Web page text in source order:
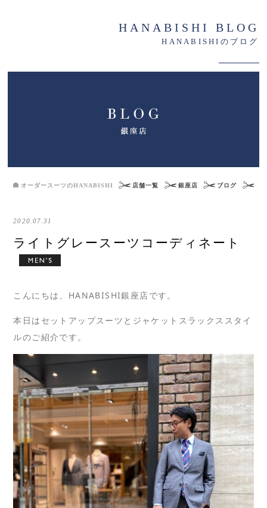
HANABISHI BLOG
HANABISHIのブログ
オーダースーツのHANABISHI 店舗一覧 銀座店 ブログ
2020.07.31
ライトグレースーツコーディネート
こんにちは、HANABISHI銀座店です。
本日はセットアップスーツとジャケットスラックススタイ
ルのご紹介です。